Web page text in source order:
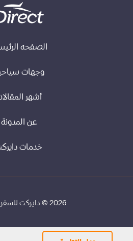
الصفحه
وجهات
أشهر
عن المدونة
خدمات
2026 © دايركت للسفر والسياحة